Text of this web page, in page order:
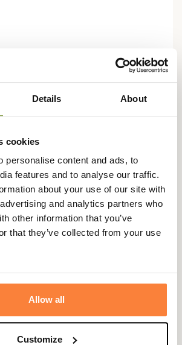
Details About
cookies
personalise content and ads, to
features and to analyse our traffic.
about your use of our site with
and analytics partners who
other information that you’ve
that they’ve collected from your use
Allow all
Customize